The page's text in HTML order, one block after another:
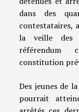
dans des
contestataires,
la veille des
référendum
constitution
Des jeunes de
pourrait